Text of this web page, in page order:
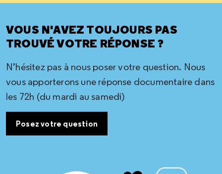
VOUS N'AVEZ TOUJOURS PAS
TROUVÉ VOTRE RÉPONSE ?
N’hésitez pas à nous poser votre question. Nous
vous apporterons une réponse documentaire dans
les 72h (du mardi au samedi)
Posez votre question